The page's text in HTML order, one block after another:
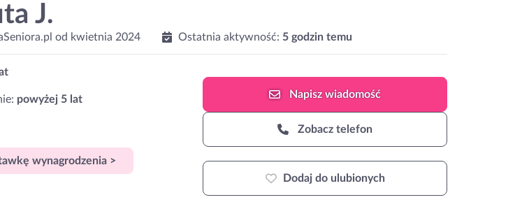
J.
od kwietnia 2024 Ostatnia aktywność: 5 godzin temu
powyżej 5 lat
wynagrodzenia >
Napiszwiadomość
Zobacz telefon
Dodaj do ulubionych